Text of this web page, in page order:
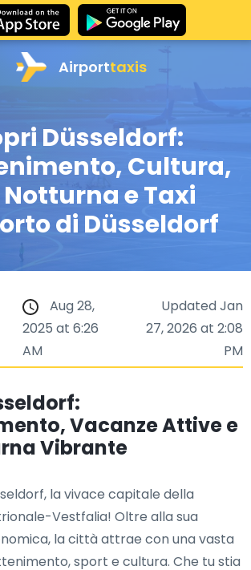
Airporttaxis
Düsseldorf:
Cultura,
e Taxi
di Düsseldorf
Aug 28,
2025 at 6:26
AM
Updated Jan
27, 2026 at 2:08
PM
Vacanze Attive e
Vibrante
la vivace capitale della
Vestfalia! Oltre alla sua
la città attrae con una vasta
sport e cultura. Che tu stia